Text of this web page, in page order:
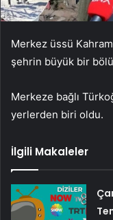
Merkez üssü
şehrin büyük bir
Merkeze bağlı
yerlerden biri oldu.
İlgili Makaleler